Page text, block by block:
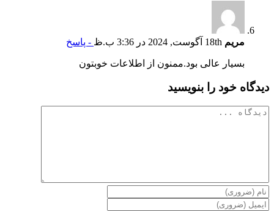
مریم - پاسخ
بسیار عالی بود.ممنون از اطلاعات خوبتون
دیدگاه خود را بنویسید
دیدگاه